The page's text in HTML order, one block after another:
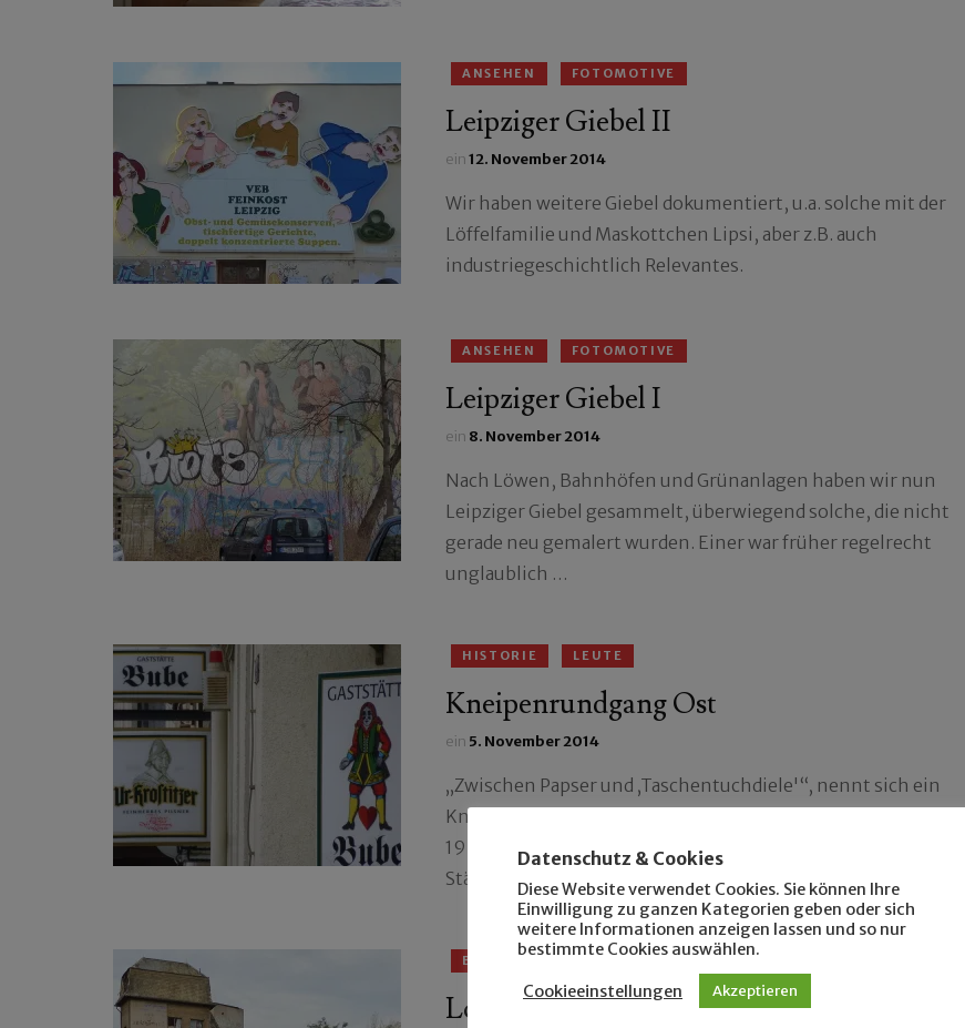
ANSEHEN FOTOMOTIVE
Leipziger Giebel II
ein12. November 2014
Wir haben weitere Giebel dokumentiert, u.a. solche mit der
Löffelfamilie und Maskottchen Lipsi, aber z.B. auch
industriegeschichtlich Relevantes.
ANSEHEN FOTOMOTIVE
Leipziger Giebel I
ein 8. November 2014
Nach Löwen, Bahnhöfen und Grünanlagen haben wir nun
Leipziger Giebel gesammelt, überwiegend solche, die nicht
gerade neu gemalert wurden. Einer war früher regelrecht
unglaublich …
HISTORIE LEUTE
Kneipenrundgang Ost
ein 5. November 2014
„Zwischen Papser und ‚Taschentuchdiele'“, nennt sich ein
Kneipen-Report, den wir Dieter Bolle verdanken. Er erschien
1994 in der Publikation „Leipziger Osten“, wir fuhren die
Stätten einstiger Gastlichkeit ab.
BÜCHER
Lost Places verschwinden
Datenschutz & Cookies
Diese Website verwendet Cookies. Sie können Ihre
Einwilligung zu ganzen Kategorien geben oder sich
weitere Informationen anzeigen lassen und so nur
bestimmte Cookies auswählen.
Cookieeinstellungen Akzeptieren